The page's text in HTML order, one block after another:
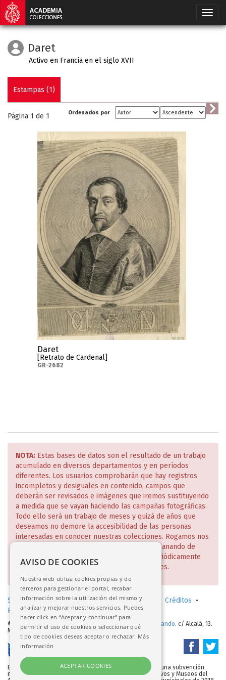
Daret
Activo en Francia en el siglo XVII
Estampas (1)
Página 1 de 1 Ordenados por
Daret
[Retrato de Cardenal]
GR-2682
NOTA: Estas bases de datos son el resultado de un trabajo
acumulado en diversos departamentos y en períodos
diferentes. Los usuarios comprobarán que hay registros
incompletos y desiguales en contenido, campos que
deberán ser revisados e imágenes que iremos sustituyendo
a medida que se vayan haciendo las campañas fotográficas.
Todo ello será un trabajo de meses y quizá de años que
deseamos no demore la accesibilidad de las personas
interesadas en conocer nuestras colecciones. Rogamos nos
disculpen estas deficiencias que iremos subsanando de
manera escalonada y de lo cual daremos periódicamente
cuenta en nuestra página web y redes sociales.
Solicitud de consulta en sala (investigadores) Créditos •
Política de privacidad•Aviso legal
© 2017-2026. Real Academia de Bellas Artes de San Fernando. c/ Alcalá, 13.
Madrid
Esta base de datos/portal web se ha iniciado gracias a una subvención
nominativa de la Dirección General de Bibliotecas, Archivos y Museos del
AVISO DE COOKIES
Nuestra web utiliza cookies propias y de
terceros para gestionar el portal, recabar
información sobre la utilización del mismo y
analizar y mejorar nuestros servicios. Puedes
hacer click en “Aceptar y continuar” para
permitir el uso de cookies o seleccionar qué
tipo de cookies deseas aceptar o rechazar. Más
información
ACEPTAR COOKIES